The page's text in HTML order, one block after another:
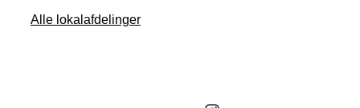
Alle lokalafdelinger